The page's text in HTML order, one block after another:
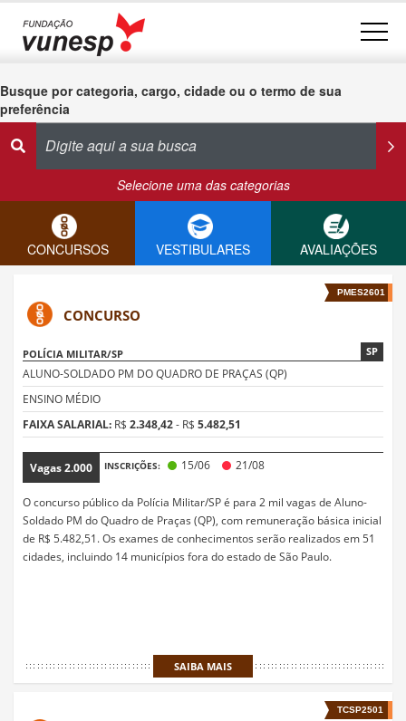
Busque por categoria, cargo, cidade ou o termo de sua
preferência
Selecione uma das categorias
CONCURSOS VESTIBULARES AVALIAÇÕES
PMES2601
CONCURSO
POLÍCIA MILITAR/SP SP
ALUNO-SOLDADO PM DO QUADRO DE PRAÇAS (QP)
ENSINO MÉDIO
FAIXA SALARIAL: R$ 2.348,42- R$ 5.482,51
Vagas2.000 INSCRIÇÕES: 15/06 21/08
O concurso público da Polícia Militar/SP é para 2 mil vagas de Aluno-
Soldado PM do Quadro de Praças (QP), com remuneração básica inicial
de R$ 5.482,51. Os exames de conhecimentos serão realizados em 51
cidades, incluindo 14 municípios fora do estado de São Paulo.
SAIBA MAIS
TCSP2501